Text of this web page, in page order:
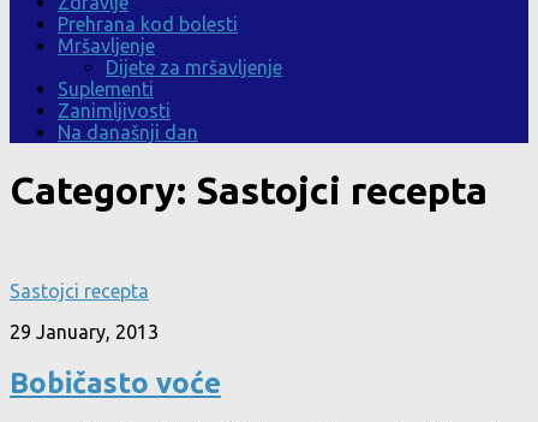
Prehrana kod bolesti
Mršavljenje
Dijete za mršavljenje
Suplementi
Zanimljivosti
Na današnji dan
Category: Sastojci recepta
Sastojci recepta
29 January, 2013
Bobičasto voće